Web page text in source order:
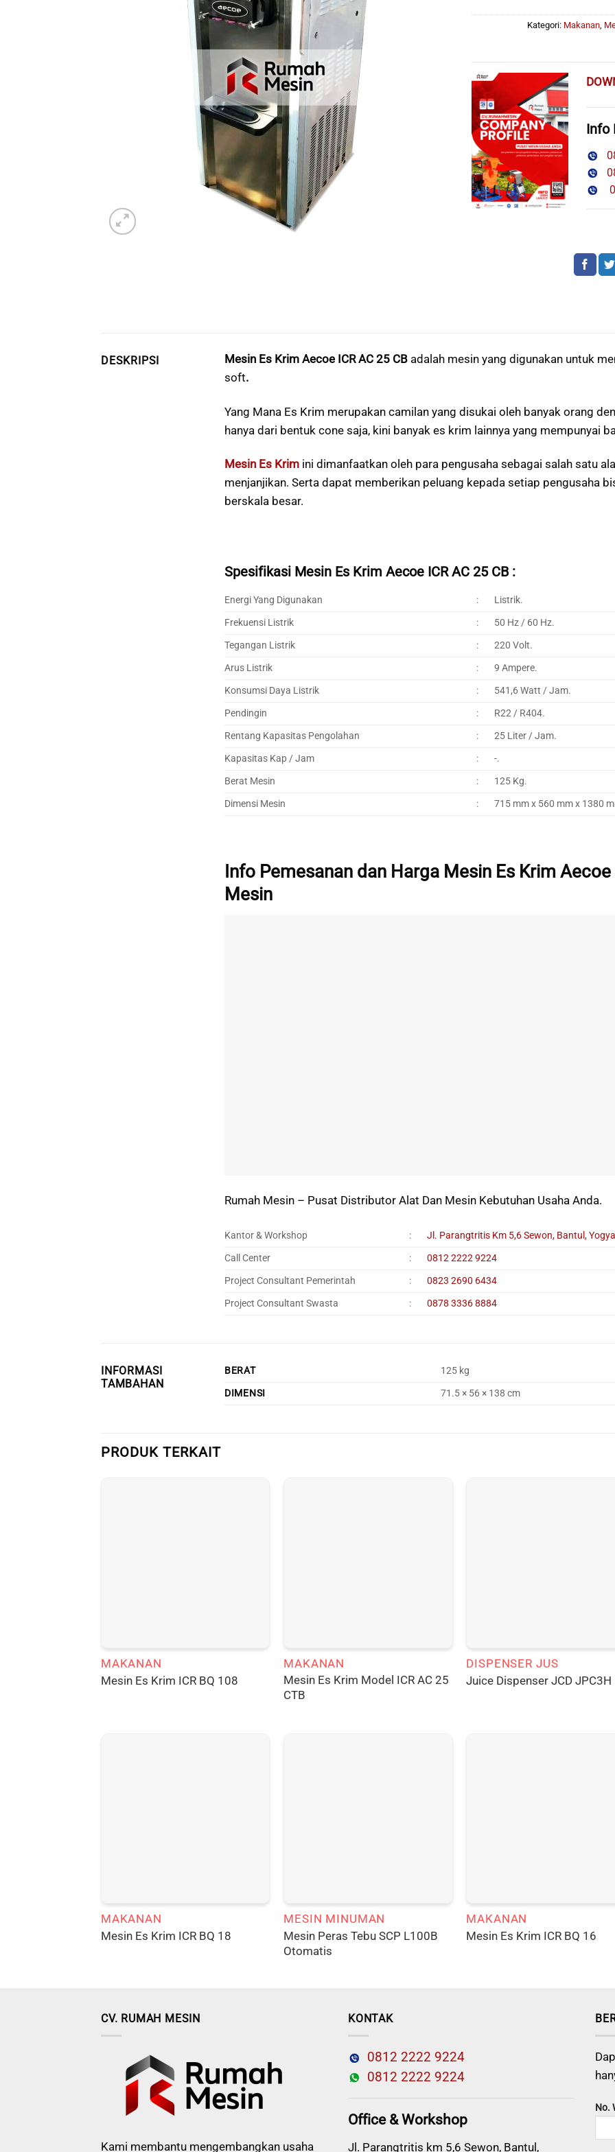
Kategori: Makanan,
Info
DESKRIPSI Mesin Es Krim Aecoe ICR AC 25 CB adalah mesin yang digunakan untuk
soft.
Yang Mana Es Krim merupakan camilan yang disukai oleh banyak orang
hanya dari bentuk cone saja, kini banyak es krim lainnya yang mempunyai
Mesin Es Krim ini dimanfaatkan oleh para pengusaha sebagai salah satu
menjanjikan. Serta dapat memberikan peluang kepada setiap pengusaha
berskala besar.
Spesifikasi Mesin Es Krim Aecoe ICR AC 25 CB :
Energi Yang Digunakan :
Listrik.
Frekuensi Listrik
:
50 Hz / 60 Hz.
Tegangan Listrik
:
220 Volt.
Arus Listrik
:
9 Ampere.
Konsumsi Daya Listrik
:
541,6 Watt / Jam.
Pendingin
:
R22 / R404.
Rentang Kapasitas Pengolahan
:
25 Liter / Jam.
Kapasitas Kap / Jam
:
-.
Berat Mesin
:
125 Kg.
Dimensi Mesin
: 715 mm x 560 mm x 1380
Info Pemesanan dan Harga Mesin Es Krim Aecoe
Mesin
Rumah Mesin – Pusat Distributor Alat Dan Mesin Kebutuhan Usaha Anda.
Kantor & Workshop :
Jl. Parangtritis Km 5,6 Sewon, Bantul,
Call Center
:
0812 2222 9224
Project Consultant Pemerintah
:
0823 2690 6434
Project Consultant Swasta
: 0878 3336 8884
INFORMASI
TAMBAHAN
BERAT
125 kg
DIMENSI
71.5 × 56 × 138 cm
PRODUK TERKAIT
MAKANAN
Mesin Es Krim ICR BQ 108
MAKANAN
Mesin Es Krim Model ICR AC 25
CTB
DISPENSER JUS
Juice Dispenser JCD JPC3H
MAKANAN
Mesin Es Krim ICR BQ 18
MESIN MINUMAN
Mesin Peras Tebu SCP L100B
Otomatis
MAKANAN
Mesin Es Krim ICR BQ 16
CV. RUMAH MESIN
Kami membantu mengembangkan usaha
KONTAK
0812 2222 9224
0812 2222 9224
Office & Workshop
Jl. Parangtritis km 5,6 Sewon, Bantul,
No.